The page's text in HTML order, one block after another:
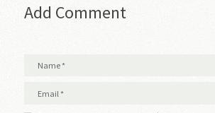
Add Comment